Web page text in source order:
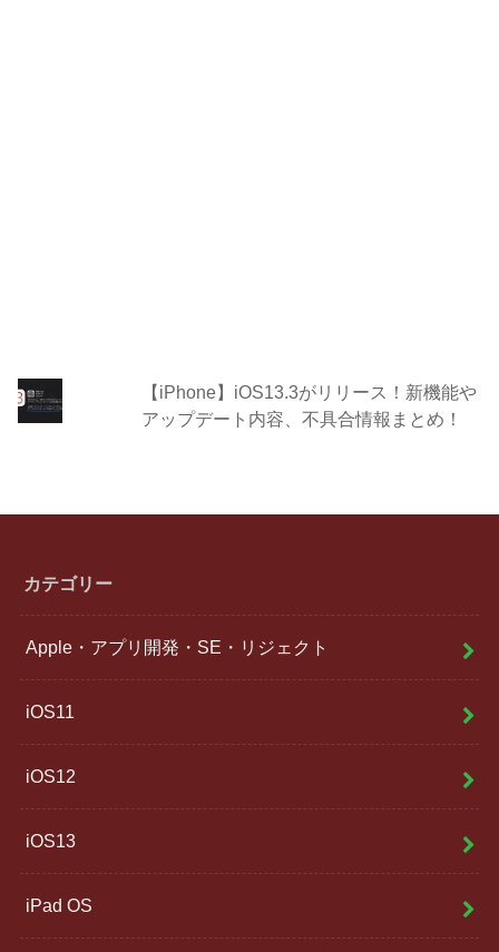
【iPhone】iOS13.3がリリース！新機能や
アップデート内容、不具合情報まとめ！
カテゴリー
Apple・アプリ開発・SE・リジェクト
iOS11
iOS12
iOS13
iPad OS